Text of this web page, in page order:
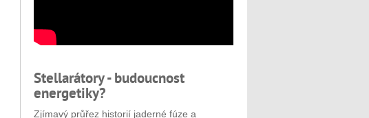
Stellarátory - budoucnost
energetiky?
Zjímavý průřez historií jaderné fúze a